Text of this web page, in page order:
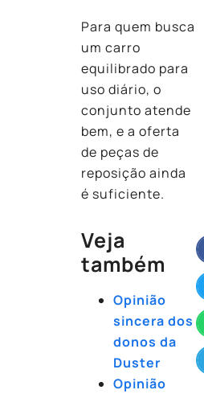
Para quem busca
um carro
equilibrado para
uso diário, o
conjunto atende
bem, e a oferta
de peças de
reposição ainda
é suficiente.
Veja
também
Opinião
sincera dos
donos da
Duster
Opinião